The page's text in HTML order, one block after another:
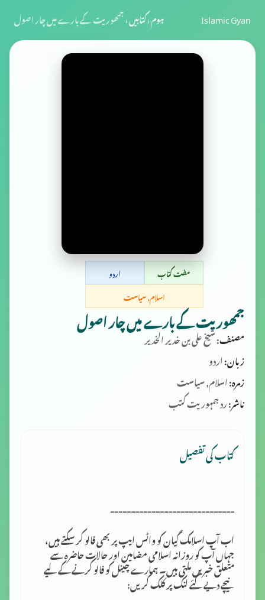
Islamic Gyan ہوم›کتابیں›جمھوریت کے بارے میں چار اصول
مفت کتاب
اردو
اسلام, سیاست
جمھوریت کے بارے میں چار اصول
مصنف:شیخ علی بن خدیر الخدیر
زبان:اردو
زمرہ:اسلام, سیاست
ناشر:رد جمہوریت کتب
کتاب کی تفصیل
------------------------------
اب آپ اسلامک گِیان کو واٹس ایپ پر بھی فالو کر سکتے ہیں،
جہاں آپ کو روزانہ اسلامی مضامین اور حالات حاضرہ سے
متعلق خبریں ملتی ہیں۔ ہمارے چینل کو فالو کرنے کے لیے
نیچے دیے گئے لنک پر کلک کریں: